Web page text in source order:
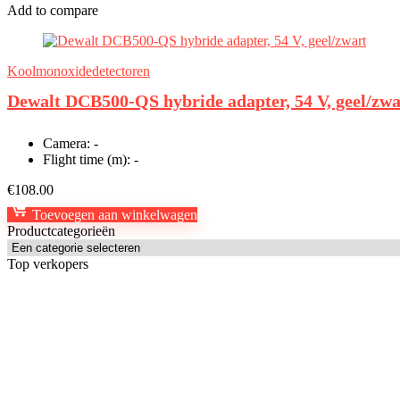
Add to compare
Koolmonoxidedetectoren
Dewalt DCB500-QS hybride adapter, 54 V, geel/
Camera: -
Flight time (m): -
€108.00
Toevoegen aan winkelwagen
Productcategorieën
Top verkopers